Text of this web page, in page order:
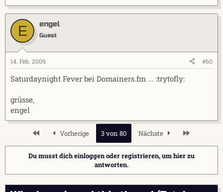
E engel
Guest
14. Feb. 2009 #60
Saturdaynight Fever bei Domainers.fm ... :trytofly:
grüsse,
engel
Erste Vorherige 3 von 80 Nächste
Du musst dich einloggen oder registrieren, um hier zu
antworten.